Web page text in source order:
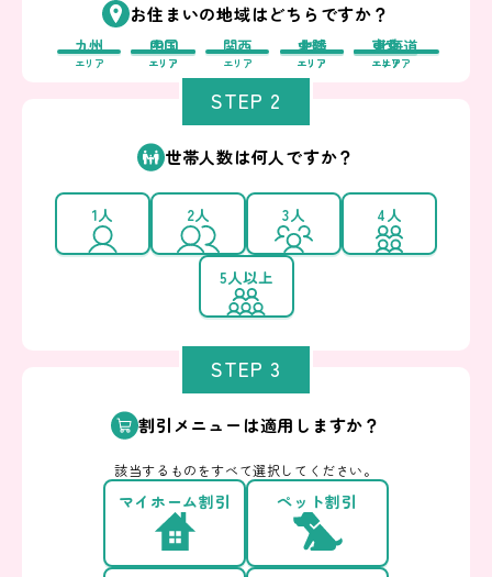
お住まいの地域はどちらですか？
北海道
エリア
東北
エリア
東京
エリア
中部
エリア
北陸
エリア
関西
エリア
中国
エリア
四国
エリア
九州
エリア
STEP 2
世帯人数は何人ですか？
1人 2人 3人 4人
5人以上
STEP 3
割引メニューは適用しますか？
該当するものをすべて選択してください。
マイホーム割引 ペット割引